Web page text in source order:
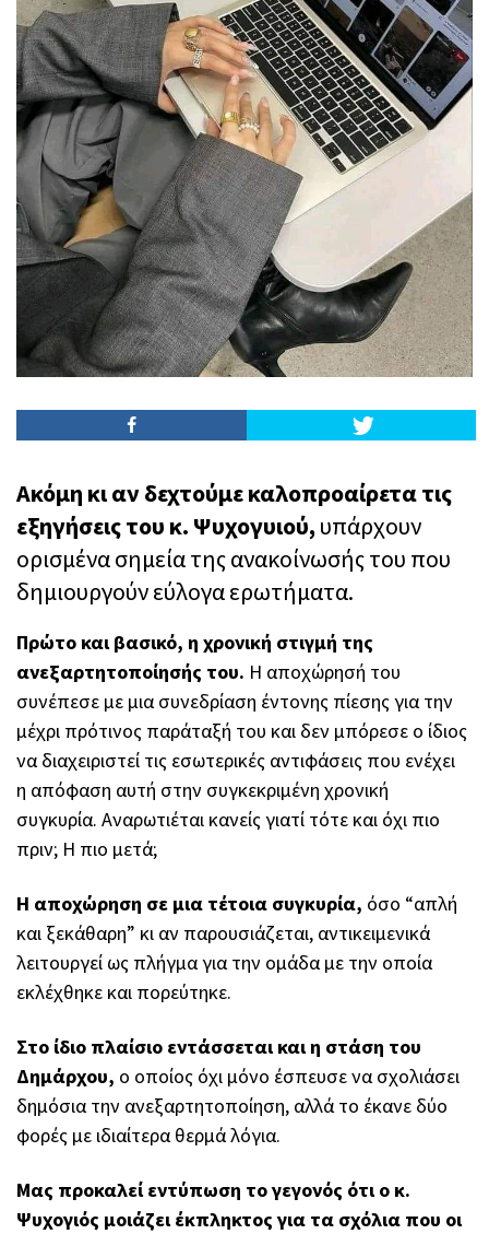
Ακόμη κι αν δεχτούμε καλοπροαίρετα τις
εξηγήσεις του κ. Ψυχογυιού,υπάρχουν
ορισμένα σημεία της ανακοίνωσής του που
δημιουργούν εύλογα ερωτήματα.
Πρώτο και βασικό, η χρονική στιγμή της
ανεξαρτητοποίησής του. Η αποχώρησή του
συνέπεσε με μια συνεδρίαση έντονης πίεσης για την
μέχρι πρότινος παράταξή του και δεν μπόρεσε ο ίδιος
να διαχειριστεί τις εσωτερικές αντιφάσεις που ενέχει
η απόφαση αυτή στην συγκεκριμένη χρονική
συγκυρία. Αναρωτιέται κανείς γιατί τότε και όχι πιο
πριν; Η πιο μετά;
Η αποχώρηση σε μια τέτοια συγκυρία, όσο “απλή
και ξεκάθαρη” κι αν παρουσιάζεται, αντικειμενικά
λειτουργεί ως πλήγμα για την ομάδα με την οποία
εκλέχθηκε και πορεύτηκε.
Στο ίδιο πλαίσιο εντάσσεται και η στάση του
Δημάρχου, ο οποίος όχι μόνο έσπευσε να σχολιάσει
δημόσια την ανεξαρτητοποίηση, αλλά το έκανε δύο
φορές με ιδιαίτερα θερμά λόγια.
Μας προκαλεί εντύπωση το γεγονός ότι ο κ.
Ψυχογιός μοιάζει έκπληκτος για τα σχόλια που οι